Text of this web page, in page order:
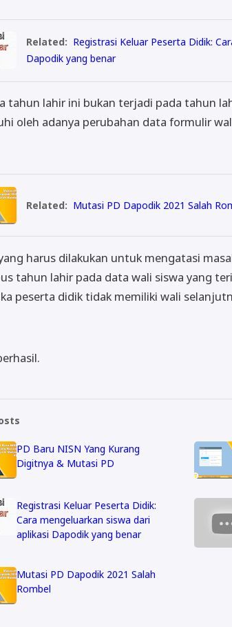
Related: Registrasi Keluar Peserta Didik:
Dapodik yang benar
tahun lahir ini bukan terjadi pada tahun
oleh adanya perubahan data formulir
Related: Mutasi PD Dapodik 2021 Salah
harus dilakukan untuk mengatasi
tahun lahir pada data wali siswa yang
peserta didik tidak memiliki wali
PD Baru NISN Yang Kurang
Digitnya & Mutasi PD
Registrasi Keluar Peserta Didik:
Cara mengeluarkan siswa dari
aplikasi Dapodik yang benar
Mutasi PD Dapodik 2021 Salah
Rombel